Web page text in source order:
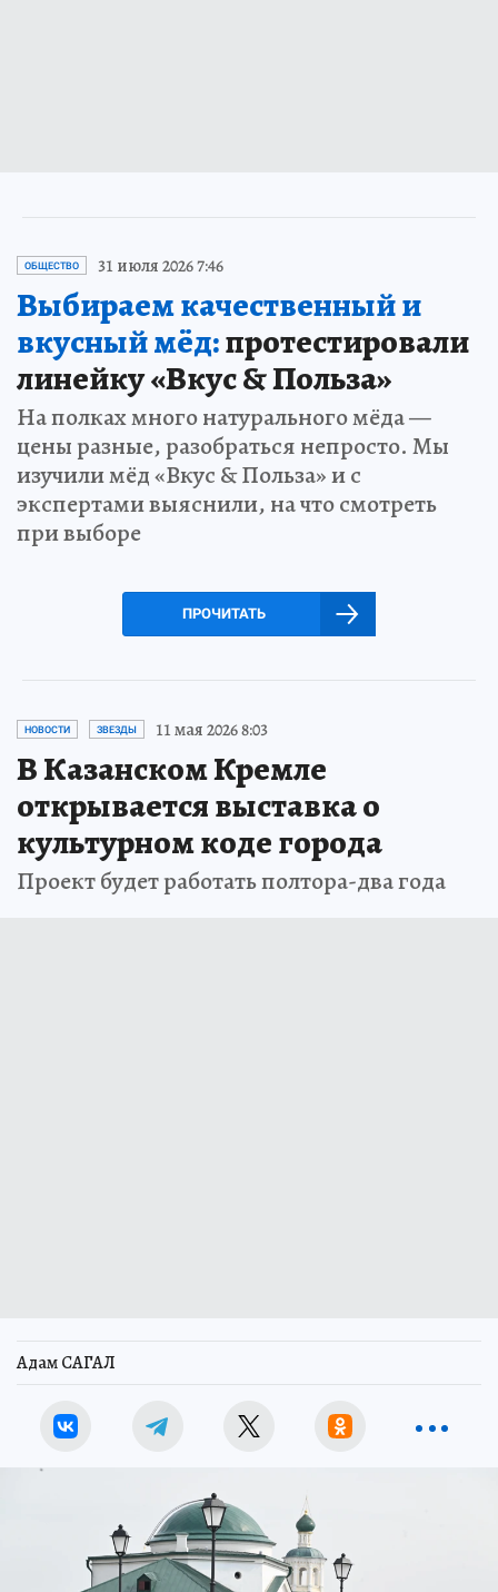
ОБЩЕСТВО 31 июля 2026 7:46
Выбираем качественный и
вкусный мёд:протестировали
линейку «Вкус & Польза»
На полках много натурального мёда —
цены разные, разобраться непросто. Мы
изучили мёд «Вкус & Польза» и с
экспертами выяснили, на что смотреть
при выборе
ПРОЧИТАТЬ
НОВОСТИ ЗВЕЗДЫ 11 мая 2026 8:03
В Казанском Кремле
открывается выставка о
культурном коде города
Проект будет работать полтора-два года
Адам САГАЛ